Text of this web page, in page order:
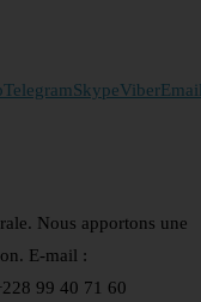
TelegramSkypeViber
Nous apportons une
E-mail :
99 40 71 60